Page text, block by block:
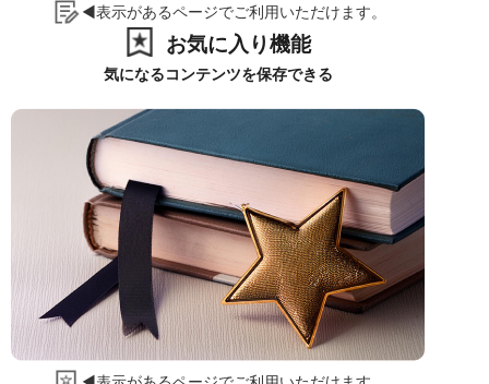
◀表示があるページでご利用いただけます。
お気に入り機能
気になるコンテンツを保存できる